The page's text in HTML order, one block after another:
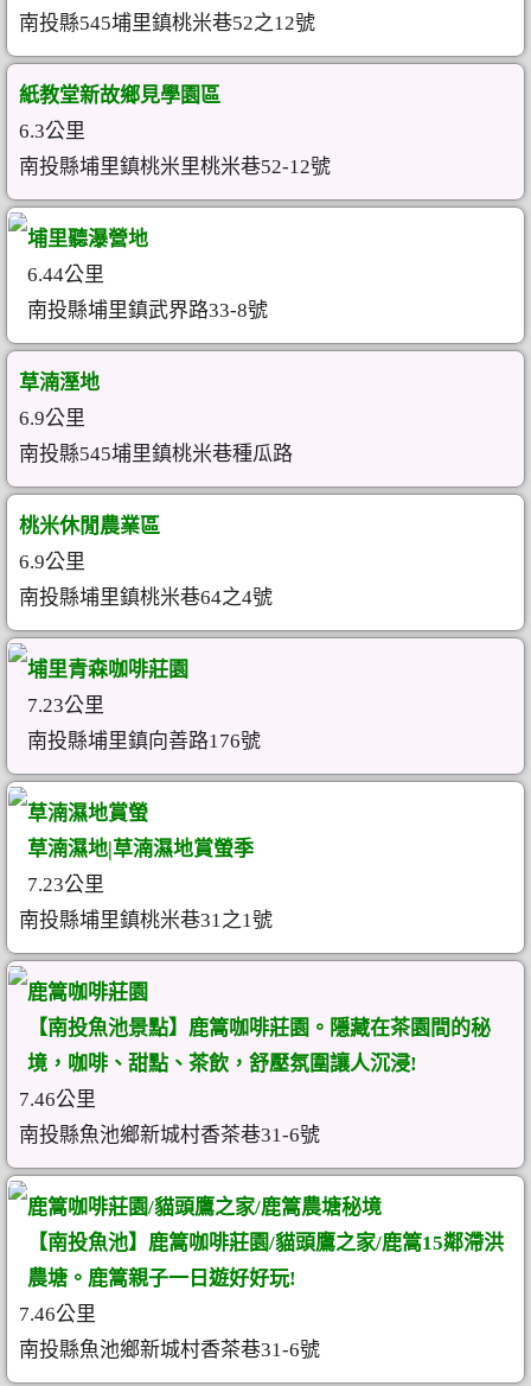
南投縣545埔里鎮桃米巷52之12號
紙教堂新故鄉見學園區
6.3公里
南投縣埔里鎮桃米里桃米巷52-12號
埔里聽瀑營地
6.44公里
南投縣埔里鎮武界路33-8號
草湳溼地
6.9公里
南投縣545埔里鎮桃米巷種瓜路
桃米休閒農業區
6.9公里
南投縣埔里鎮桃米巷64之4號
埔里青森咖啡莊園
7.23公里
南投縣埔里鎮向善路176號
草湳濕地賞螢
草湳濕地|草湳濕地賞螢季
7.23公里
南投縣埔里鎮桃米巷31之1號
鹿篙咖啡莊園
【南投魚池景點】鹿篙咖啡莊園。隱藏在茶園間的秘
境，咖啡、甜點、茶飲，舒壓氛圍讓人沉浸!
7.46公里
南投縣魚池鄉新城村香茶巷31-6號
鹿篙咖啡莊園/貓頭鷹之家/鹿篙農塘秘境
【南投魚池】鹿篙咖啡莊園/貓頭鷹之家/鹿篙15鄰滯洪
農塘。鹿篙親子一日遊好好玩!
7.46公里
南投縣魚池鄉新城村香茶巷31-6號